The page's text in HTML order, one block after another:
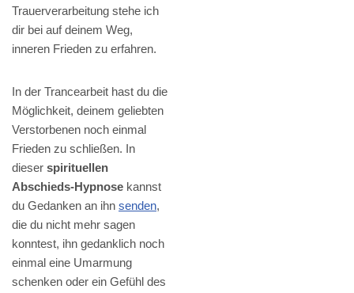
Trauerverarbeitung stehe ich
dir bei auf deinem Weg,
inneren Frieden zu erfahren.
In der Trancearbeit hast du die
Möglichkeit, deinem geliebten
Verstorbenen noch einmal
Frieden zu schließen. In
dieser spirituellen
Abschieds-Hypnose kannst
du Gedanken an ihn senden,
die du nicht mehr sagen
konntest, ihn gedanklich noch
einmal eine Umarmung
schenken oder ein Gefühl des